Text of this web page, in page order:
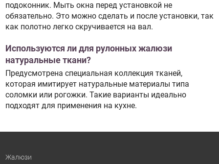
подоконник. Мыть окна перед установкой не
обязательно. Это можно сделать и после установки, так
как полотно легко скручивается на вал.
Используются ли для рулонных жалюзи
натуральные ткани?
Предусмотрена специальная коллекция тканей,
которая имитирует натуральные материалы типа
соломки или рогожки. Такие варианты идеально
подходят для применения на кухне.
Жалюзи